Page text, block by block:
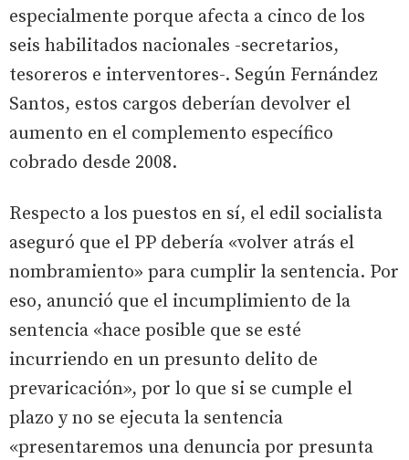
especialmente porque afecta a cinco de los
seis habilitados nacionales -secretarios,
tesoreros e interventores-. Según Fernández
Santos, estos cargos deberían devolver el
aumento en el complemento específico
cobrado desde 2008.
Respecto a los puestos en sí, el edil socialista
aseguró que el PP debería «volver atrás el
nombramiento» para cumplir la sentencia. Por
eso, anunció que el incumplimiento de la
sentencia «hace posible que se esté
incurriendo en un presunto delito de
prevaricación», por lo que si se cumple el
plazo y no se ejecuta la sentencia
«presentaremos una denuncia por presunta